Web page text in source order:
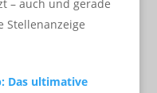
– auch und gerade
Stellenanzeige
Das ultimative